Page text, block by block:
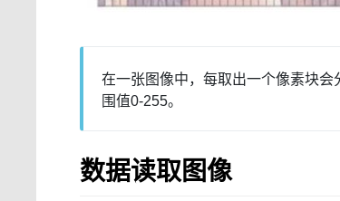
在一张图像中，每取出一个像素块
围值0-255。
数据读取图像